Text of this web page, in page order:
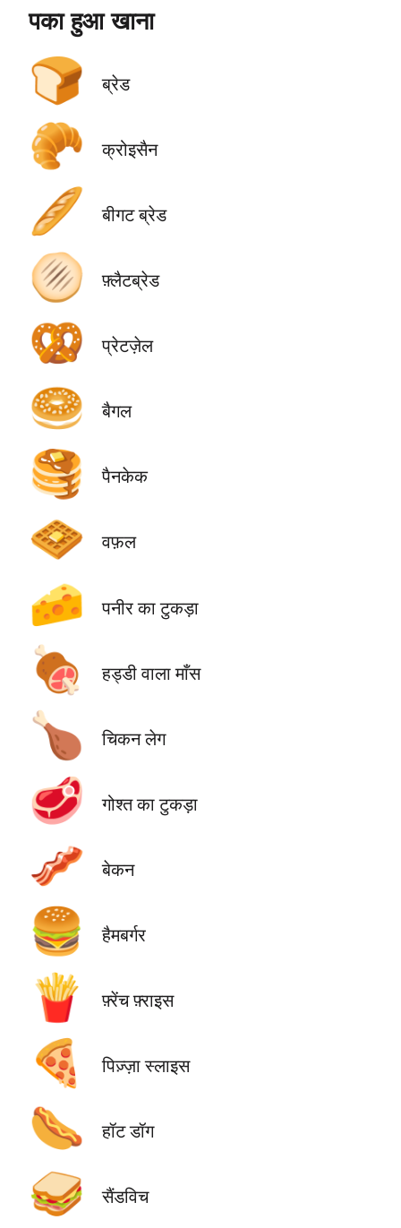
पका हुआ खाना
🍞 ब्रेड
🥐 क्रोइसैन
🥖 बीगट ब्रेड
🫓 फ़्लैटब्रेड
🥨 प्रेटज़ेल
🥯 बैगल
🥞 पैनकेक
🧇 वफ़ल
🧀 पनीर का टुकड़ा
🍖 हड्डी वाला माँस
🍗 चिकन लेग
🥩 गोश्त का टुकड़ा
🥓 बेकन
🍔 हैमबर्गर
🍟 फ़्रेंच फ़्राइस
🍕 पिज़्ज़ा स्लाइस
🌭 हॉट डॉग
🥪 सैंडविच